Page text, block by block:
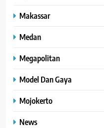
Makassar
Medan
Megapolitan
Model Dan Gaya
Mojokerto
News